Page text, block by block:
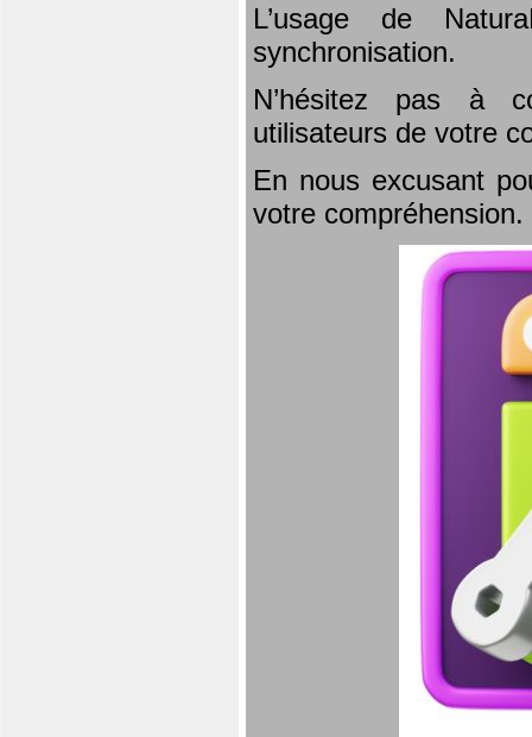
L’usage de
synchronisation.
N’hésitez pas à
utilisateurs de votre
En nous excusant
votre compréhension.